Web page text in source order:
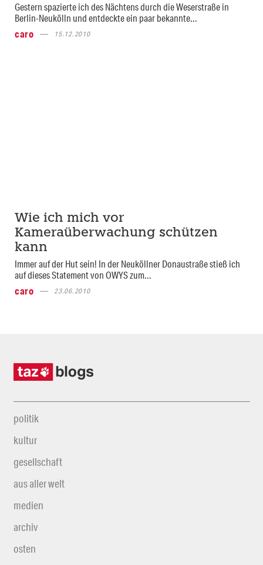
Gestern spazierte ich des Nächtens durch die Weserstraße in
Berlin-Neukölln und entdeckte ein paar bekannte...
caro
15.12.2010
Wie ich mich vor
Kameraüberwachung schützen
kann
Immer auf der Hut sein! In der Neuköllner Donaustraße stieß ich
auf dieses Statement von OWYS zum...
caro
23.06.2010
politik
kultur
gesellschaft
aus aller welt
medien
archiv
osten